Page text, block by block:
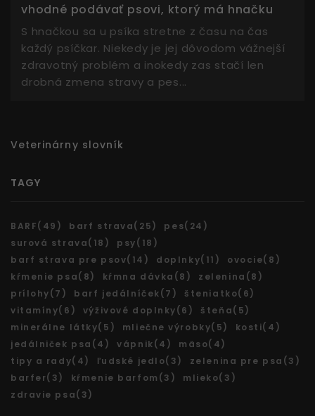
vhodné podávať psovi, ktorý má hnačku
S hnačkou sa u psíka stretne z času na čas
každý psíčkar. Niekedy je jej dôvodom vážnejší
zdravotný problém a inokedy zas stačí len
drobná zmena stravy a pes...
Veterinárny slovník
TAGY
BARF(49) barf strava(25)
pes(24)
surová strava(18)
psy(18)
barf strava pre psov(14)
doplnky(11)
ovocie(8)
kŕmenie psa(8)
kŕmna dávka(8)
zelenina(8)
prílohy(7)
barf jedálníček(7)
šteniatko(6)
vitamíny(6)
výživové doplnky(6)
šteňa(5)
minerálne látky(5)
mliečne výrobky(5)
kosti(4)
jedálniček psa(4)
vápnik(4)
mäso(4)
tipy a rady(4)
ľudské jedlo(3)
zelenina pre psa(3)
barfer(3)
kŕmenie barfom(3)
mlieko(3)
zdravie psa(3)